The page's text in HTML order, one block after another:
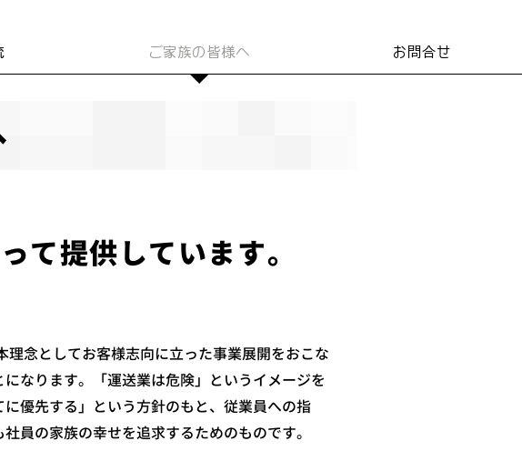
ご家族の皆様へ お問合せ
て提供しています。
念としてお客様志向に立った事業展開をおこな
なります。「運送業は危険」というイメージを
優先する」という方針のもと、従業員への指
員の家族の幸せを追求するためのものです。